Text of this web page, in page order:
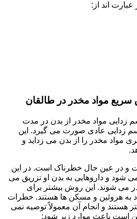
اند از:
مواد مخدر در طالقان
مواد مخدر از بدن در مدت
زدایی عادی صورت می گیرد. این
مواد مخدر را از بدن می زداید و
و در عین حال خطرناک است. در این
شود و داروهایی به بدن او تزریق می
می شوند. این روش بیشتر برای
به هروئین و مسکن ها هستند. خطرات
هستند و انجام آن معمولاً توصیه نمی
است باعث موارد زیر شود: